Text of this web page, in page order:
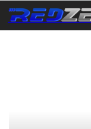
Saltar
al